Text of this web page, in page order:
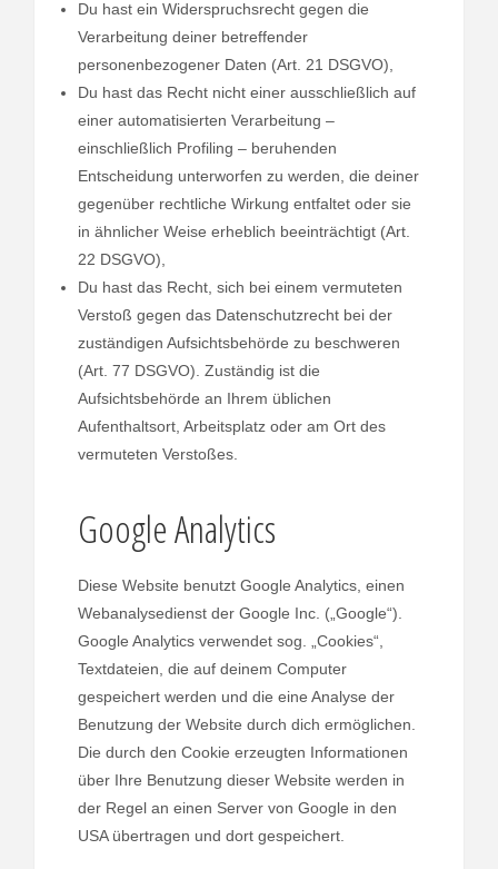
Du hast ein Widerspruchsrecht gegen die
Verarbeitung deiner betreffender
personenbezogener Daten (Art. 21 DSGVO),
Du hast das Recht nicht einer ausschließlich auf
einer automatisierten Verarbeitung –
einschließlich Profiling – beruhenden
Entscheidung unterworfen zu werden, die deiner
gegenüber rechtliche Wirkung entfaltet oder sie
in ähnlicher Weise erheblich beeinträchtigt (Art.
22 DSGVO),
Du hast das Recht, sich bei einem vermuteten
Verstoß gegen das Datenschutzrecht bei der
zuständigen Aufsichtsbehörde zu beschweren
(Art. 77 DSGVO). Zuständig ist die
Aufsichtsbehörde an Ihrem üblichen
Aufenthaltsort, Arbeitsplatz oder am Ort des
vermuteten Verstoßes.
Google Analytics
Diese Website benutzt Google Analytics, einen
Webanalysedienst der Google Inc. („Google“).
Google Analytics verwendet sog. „Cookies“,
Textdateien, die auf deinem Computer
gespeichert werden und die eine Analyse der
Benutzung der Website durch dich ermöglichen.
Die durch den Cookie erzeugten Informationen
über Ihre Benutzung dieser Website werden in
der Regel an einen Server von Google in den
USA übertragen und dort gespeichert.